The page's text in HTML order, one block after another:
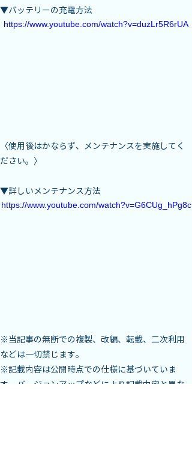
▼バッテリーの充電方法
https://www.youtube.com/watch?v=duzLr5R6rUA
〈使用後はかならず、メンテナンスを実施してく
ださい。〉
▼詳しいメンテナンス方法
https://www.youtube.com/watch?v=G6CUg_hPg8c
※当記事の無断での複製、改編、転載、二次利用
などは一切禁じます。
※記載内容は公開時点での仕様に基づいていま
す。バージョンアップなどにより記載内容と異な